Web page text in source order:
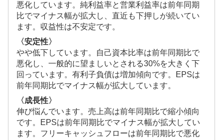
悪化しています。純利益率と営業利益率は前年同期
比でマイナス幅が拡大し、直近も下押しが続いてい
ます。収益性は不安定です。
〈安定性〉
やや低下しています。自己資本比率は前年同期比で
悪化し、一般的に望ましいとされる30%を大きく下
回っています。有利子負債は増加傾向です。EPSは
前年同期比でマイナス幅が拡大しています。
〈成長性〉
伸び悩んでいます。売上高は前年同期比で縮小傾向
です。EPSは前年同期比でマイナス幅が拡大してい
ます。フリーキャッシュフローは前年同期比で悪化